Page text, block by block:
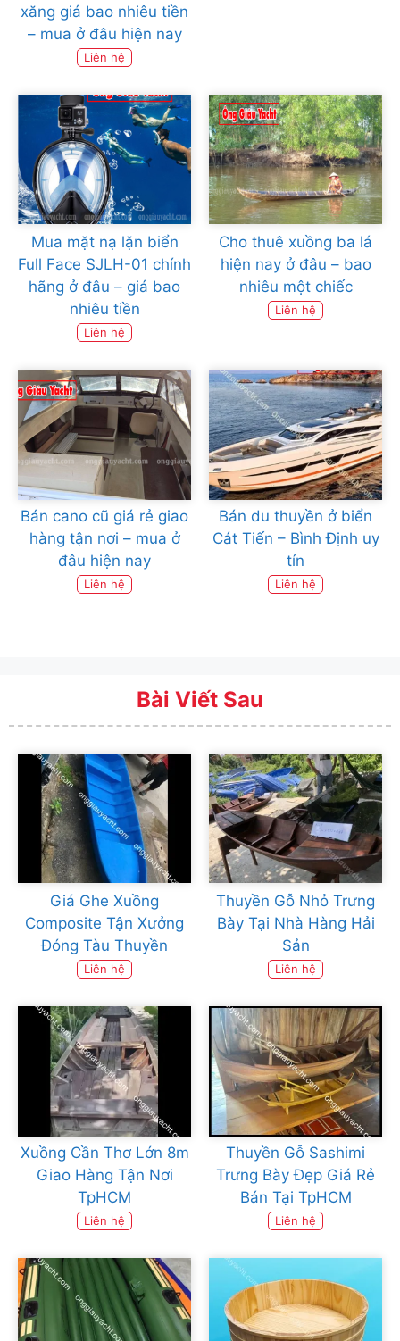
xăng giá bao nhiêu tiền
– mua ở đâu hiện nay
Liên hệ
Mua mặt nạ lặn biển
Full Face SJLH-01 chính
hãng ở đâu – giá bao
nhiêu tiền
Liên hệ
Cho thuê xuồng ba lá
hiện nay ở đâu – bao
nhiêu một chiếc
Liên hệ
Bán cano cũ giá rẻ giao
hàng tận nơi – mua ở
đâu hiện nay
Liên hệ
Bán du thuyền ở biển
Cát Tiến – Bình Định uy
tín
Liên hệ
Bài Viết Sau
Giá Ghe Xuồng
Composite Tận Xưởng
Đóng Tàu Thuyền
Liên hệ
Thuyền Gỗ Nhỏ Trưng
Bày Tại Nhà Hàng Hải
Sản
Liên hệ
Xuồng Cần Thơ Lớn 8m
Giao Hàng Tận Nơi
TpHCM
Liên hệ
Thuyền Gỗ Sashimi
Trưng Bày Đẹp Giá Rẻ
Bán Tại TpHCM
Liên hệ